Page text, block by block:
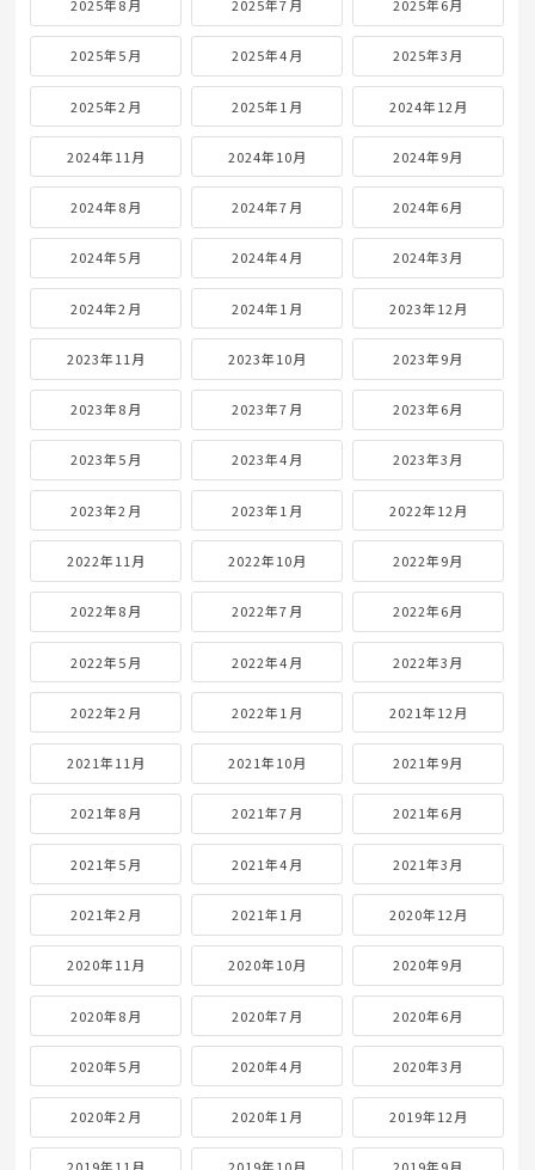
2025年8月 2025年7月 2025年6月
2025年5月 2025年4月 2025年3月
2025年2月 2025年1月 2024年12月
2024年11月 2024年10月 2024年9月
2024年8月 2024年7月 2024年6月
2024年5月 2024年4月 2024年3月
2024年2月 2024年1月 2023年12月
2023年11月 2023年10月 2023年9月
2023年8月 2023年7月 2023年6月
2023年5月 2023年4月 2023年3月
2023年2月 2023年1月 2022年12月
2022年11月 2022年10月 2022年9月
2022年8月 2022年7月 2022年6月
2022年5月 2022年4月 2022年3月
2022年2月 2022年1月 2021年12月
2021年11月 2021年10月 2021年9月
2021年8月 2021年7月 2021年6月
2021年5月 2021年4月 2021年3月
2021年2月 2021年1月 2020年12月
2020年11月 2020年10月 2020年9月
2020年8月 2020年7月 2020年6月
2020年5月 2020年4月 2020年3月
2020年2月 2020年1月 2019年12月